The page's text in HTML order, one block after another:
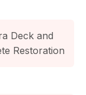
Deck and
Restoration